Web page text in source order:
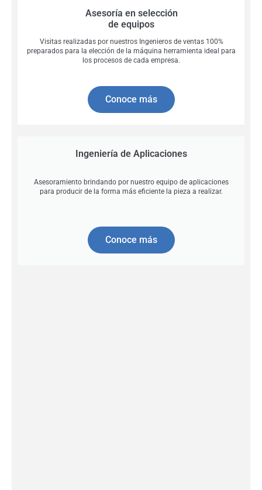
Asesoría en selección
de equipos
Visitas realizadas por nuestros Ingenieros de ventas 100%
preparados para la elección de la máquina herramienta ideal para
los procesos de cada empresa.
Conoce más
Ingeniería de Aplicaciones
Asesoramiento brindando por nuestro equipo de aplicaciones
para producir de la forma más eficiente la pieza a realizar.
Conoce más